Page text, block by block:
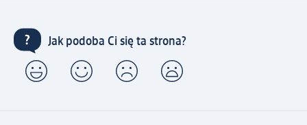
Jak podoba Ci się ta strona?